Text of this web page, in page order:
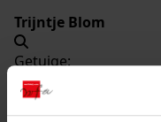
Trijntje Blom
Getuige:
Trijntje Blom